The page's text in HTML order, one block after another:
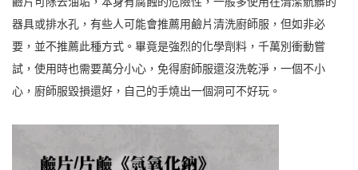
器具或排水孔，有些人可能會推薦用鹼片清洗廚師服，但如非必
要，並不推薦此種方式。畢竟是強烈的化學劑料，千萬別衝動嘗
試，使用時也需要萬分小心，免得廚師服還沒洗乾淨，一個不小
心，廚師服毀損還好，自己的手燒出一個洞可不好玩。